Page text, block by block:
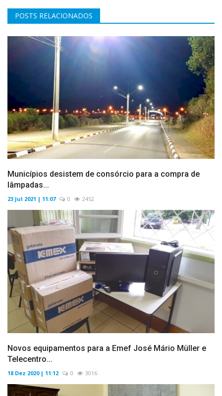
POSTS RELACIONADOS
Municípios desistem de consórcio para a compra de
lâmpadas...
23 Jul 2021 | 11:07 0 2452
Novos equipamentos para a Emef José Mário Müller e
Telecentro...
18 Dez 2020 | 11:12 0 3016